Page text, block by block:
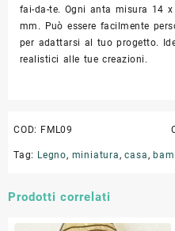
fai-da-te. Ogni anta misura 14
mm. Può essere facilmente
per adattarsi al tuo progetto.
realistici alle tue creazioni.
COD: FML09
Tag: Legno, miniatura ,casa ,
Prodotti correlati